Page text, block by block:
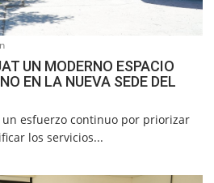
UN MODERNO ESPACIO
EN LA NUEVA SEDE DEL
un esfuerzo continuo por priorizar
los servicios...